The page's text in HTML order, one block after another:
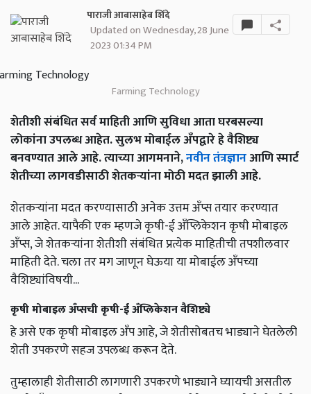
पाराजी आबासाहेब शिंदे
Updated on Wednesday, 28 June
2023 01:34 PM
Farming Technology
शेतीशी संबंधित सर्व माहिती आणि सुविधा आता घरबसल्या
लोकांना उपलब्ध आहेत. सुलभ मोबाईल अँपद्वारे हे वैशिष्ट्य
बनवण्यात आले आहे. त्याच्या आगमनाने,नवीन तंत्रज्ञानआणि स्मार्ट
शेतीच्या लागवडीसाठी शेतकऱ्यांना मोठी मदत झाली आहे.
शेतकऱ्यांना मदत करण्यासाठी अनेक उत्तम अँप्स तयार करण्यात
आले आहेत. यापैकी एक म्हणजे कृषी-ई अँप्लिकेशन कृषी मोबाइल
अँप्स, जे शेतकऱ्यांना शेतीशी संबंधित प्रत्येक माहितीची तपशीलवार
माहिती देते. चला तर मग जाणून घेऊया या मोबाईल अँपच्या
वैशिष्ट्यांविषयी...
कृषी मोबाइल अँप्सची कृषी-ई अँप्लिकेशन वैशिष्ट्ये
हे असे एक कृषी मोबाइल अँप आहे, जे शेतीसोबतच भाड्याने घेतलेली
शेती उपकरणे सहज उपलब्ध करून देते.
तुम्हालाही शेतीसाठी लागणारी उपकरणे भाड्याने घ्यायची असतील